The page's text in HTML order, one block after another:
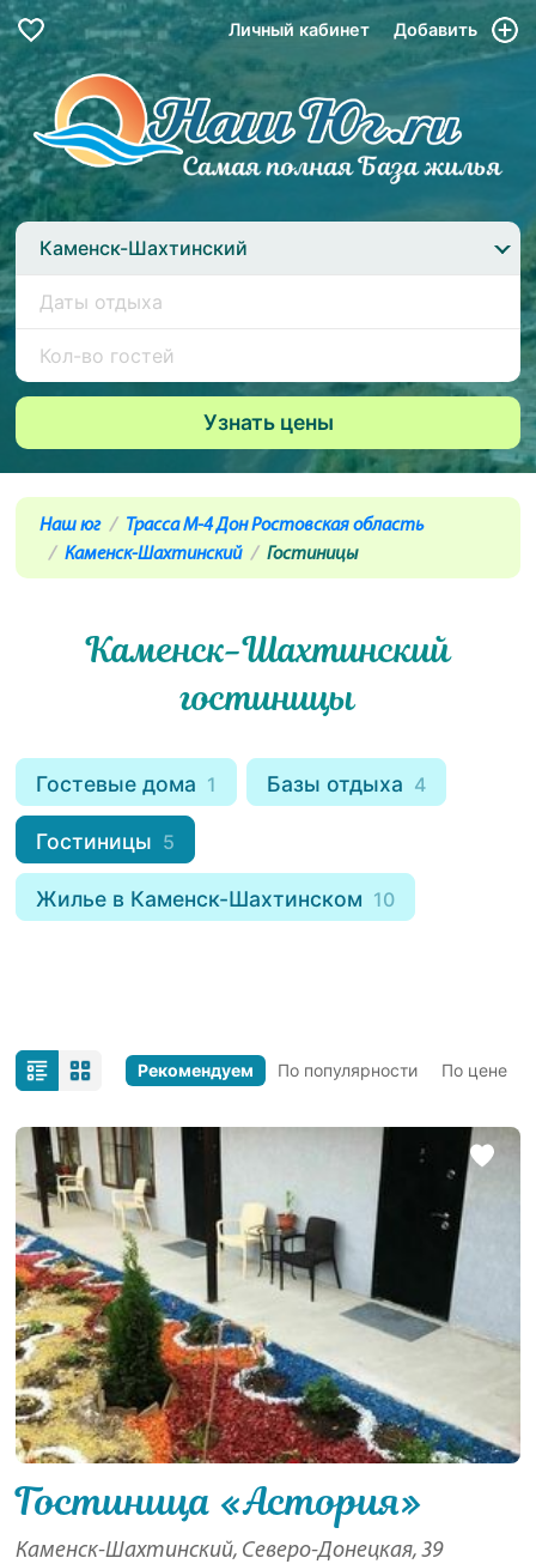
Личный кабинет Добавить
Каменск-Шахтинский
Наш юг
Трасса М-4 Дон Ростовская область
Каменск-Шахтинский
Гостиницы
Каменск-Шахтинский
гостиницы
Гостевые дома 1 Базы отдыха 4
Гостиницы 5
Жилье в Каменск-Шахтинском 10
Рекомендуем По популярности По цене
Гостиница «Астория»
Каменск-Шахтинский, Северо-Донецкая, 39